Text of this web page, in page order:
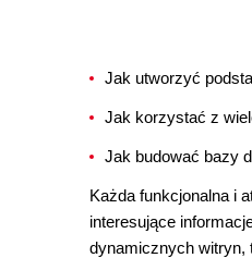
Jak utworzyć
Jak korzystać z
Jak budować bazy
Każda funkcjonalna i
interesujące
dynamicznych witryn,